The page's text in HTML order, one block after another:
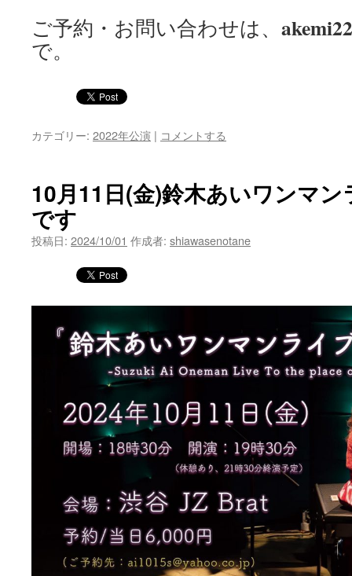
ご予約・お問い合わせは、
で。
カテゴリー: 2022年公演 | コメントする
10月11日(金)鈴木あいワンマ
です
投稿日: 2024/10/01 作成者: shiawasenotane